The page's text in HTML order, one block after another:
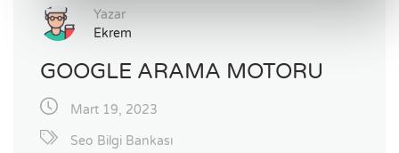
Yazar
Ekrem
GOOGLE ARAMA MOTORU
Mart 19, 2023
Seo Bilgi Bankası